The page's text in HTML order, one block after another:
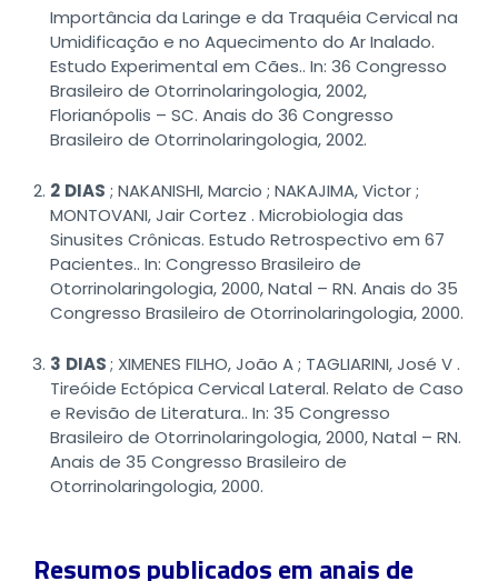
Importância da Laringe e da Traquéia Cervical na
Umidificação e no Aquecimento do Ar Inalado.
Estudo Experimental em Cães.. In: 36 Congresso
Brasileiro de Otorrinolaringologia, 2002,
Florianópolis – SC. Anais do 36 Congresso
Brasileiro de Otorrinolaringologia, 2002.
2 DIAS ; NAKANISHI, Marcio ; NAKAJIMA, Victor ;
MONTOVANI, Jair Cortez . Microbiologia das
Sinusites Crônicas. Estudo Retrospectivo em 67
Pacientes.. In: Congresso Brasileiro de
Otorrinolaringologia, 2000, Natal – RN. Anais do 35
Congresso Brasileiro de Otorrinolaringologia, 2000.
3 DIAS; XIMENES FILHO, João A ; TAGLIARINI, José V .
Tireóide Ectópica Cervical Lateral. Relato de Caso
e Revisão de Literatura.. In: 35 Congresso
Brasileiro de Otorrinolaringologia, 2000, Natal – RN.
Anais de 35 Congresso Brasileiro de
Otorrinolaringologia, 2000.
Resumos publicados em anais de